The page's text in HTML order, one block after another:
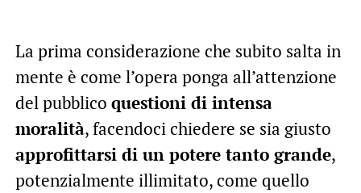
La prima considerazione che subito salta in
mente è come l’opera ponga all’attenzione
del pubblico questioni di intensa
moralità, facendoci chiedere se sia giusto
approfittarsi di un potere tanto grande,
potenzialmente illimitato, come quello